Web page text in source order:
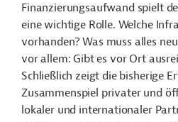
Finanzierungsaufwand spielt
eine wichtige Rolle. Welche
vorhanden? Was muss alles
vor allem: Gibt es vor Ort
Schließlich zeigt die bisherige
Zusammenspiel privater und
lokaler und internationaler